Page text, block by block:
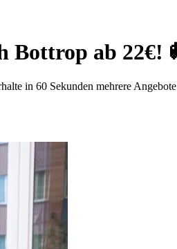
Bottrop ab 22€!
in 60 Sekunden mehrere